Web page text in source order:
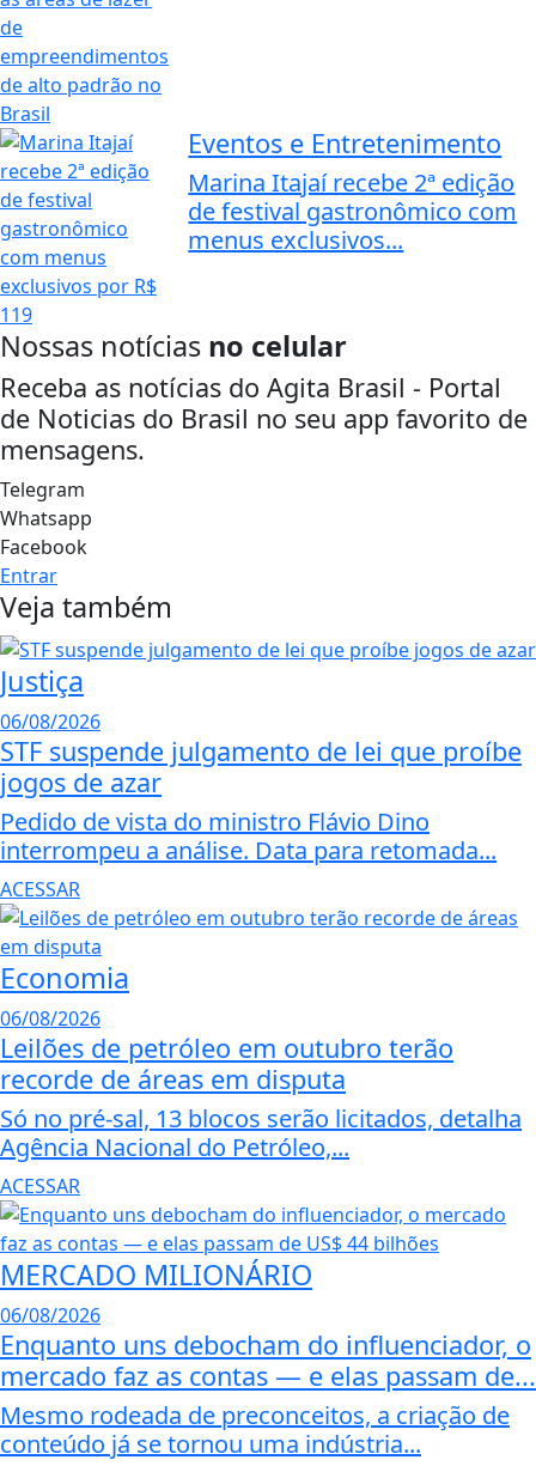
Eventos e Entretenimento
Marina Itajaí recebe 2ª edição
de festival gastronômico com
menus exclusivos...
Nossas notícias no celular
Receba as notícias do Agita Brasil - Portal
de Noticias do Brasil no seu app favorito de
mensagens.
Telegram
Whatsapp
Facebook
Entrar
Veja também
Justiça
06/08/2026
STF suspende julgamento de lei que proíbe
jogos de azar
Pedido de vista do ministro Flávio Dino
interrompeu a análise. Data para retomada...
ACESSAR
Economia
06/08/2026
Leilões de petróleo em outubro terão
recorde de áreas em disputa
Só no pré-sal, 13 blocos serão licitados, detalha
Agência Nacional do Petróleo,...
ACESSAR
MERCADO MILIONÁRIO
06/08/2026
Enquanto uns debocham do influenciador, o
mercado faz as contas — e elas passam de...
Mesmo rodeada de preconceitos, a criação de
conteúdo já se tornou uma indústria...